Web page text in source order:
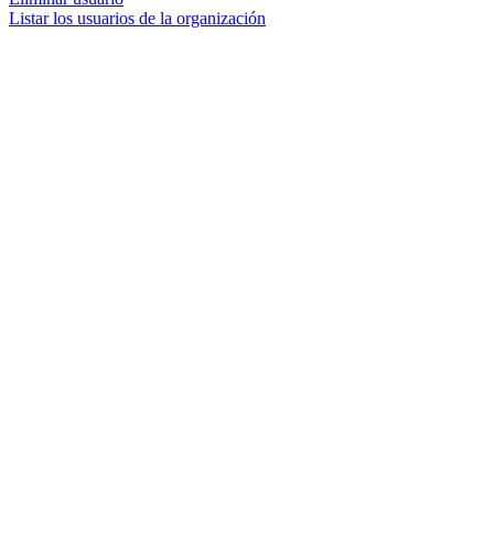
Listar los usuarios de la organización